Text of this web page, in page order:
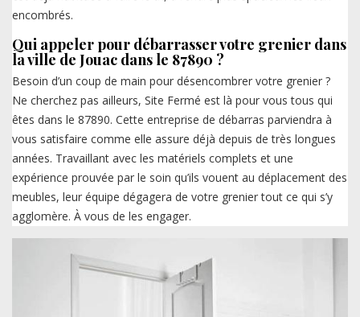
encombrés.
Qui appeler pour débarrasser votre grenier dans
la ville de Jouac dans le 87890 ?
Besoin d’un coup de main pour désencombrer votre grenier ?
Ne cherchez pas ailleurs, Site Fermé est là pour vous tous qui
êtes dans le 87890. Cette entreprise de débarras parviendra à
vous satisfaire comme elle assure déjà depuis de très longues
années. Travaillant avec les matériels complets et une
expérience prouvée par le soin qu’ils vouent au déplacement des
meubles, leur équipe dégagera de votre grenier tout ce qui s’y
agglomère. À vous de les engager.